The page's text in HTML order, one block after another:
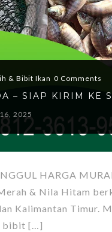
& Bibit Ikan 0 Comments
– SIAP KIRIM KE
2025
HARGA
& Nila Hitam
Kalimantan Timur.
bibit […]